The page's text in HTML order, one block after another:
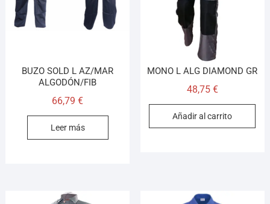
BUZO SOLD L AZ/MAR
ALGODÓN/FIB
66,79€
Leer más
MONO L ALG DIAMOND GR
48,75 €
Añadir al carrito